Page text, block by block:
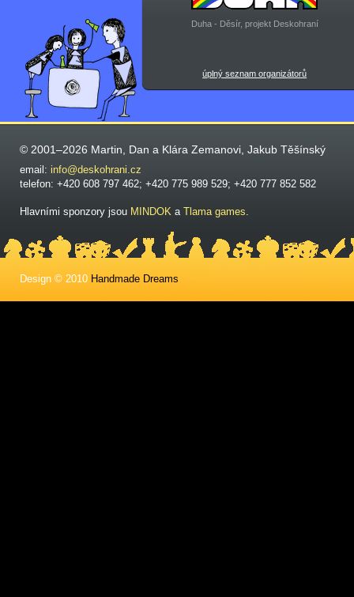
Duha - Děsír, projekt Deskohraní
úplný seznam organizátorů
© 2001–2026 Martin, Dan a Klára Zemanovi, Jakub Těšínský
email: info@deskohrani.cz
telefon: +420 608 797 462; +420 775 989 529; +420 777 852 582
Hlavními sponzory jsou MINDOK a Tlama games.
Design © 2010 Handmade Dreams